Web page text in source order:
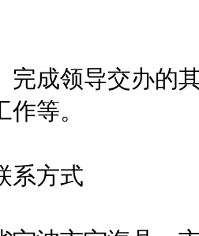
成领导交办的其
等。
方式